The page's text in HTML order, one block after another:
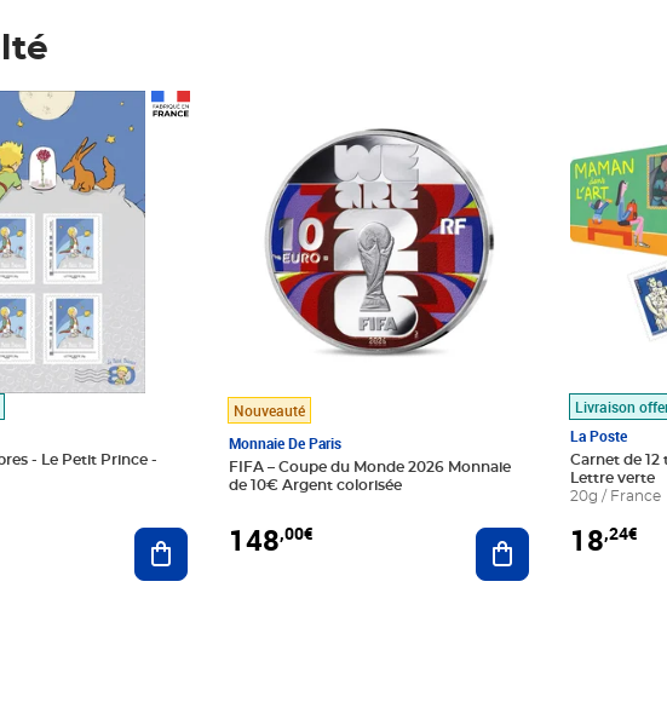
- Le Petit Prince -
Ajouter au panier
Nouveauté
Monnaie De Paris
FIFA – Coupe du Monde 2026 Monnaie
de 10€ Argent colorisée
148,00€ Ajouter au panier
Livraison
La Poste
Carnet de
Lettre verte
20g / France
18,24€